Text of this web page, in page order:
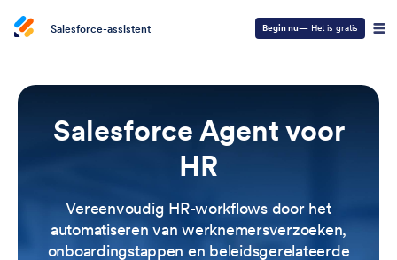
Salesforce-assistent Begin nu— Het is gratis
Salesforce Agent voor
HR
Vereenvoudig HR-workflows door het
automatiseren van werknemersverzoeken,
onboardingstappen en beleidsgerelateerde